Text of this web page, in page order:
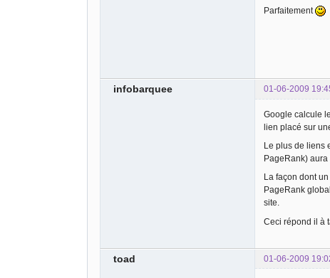
Parfaitement
infobarquee 01-06-2009
Google calcule
lien placé sur
Le plus de liens
PageRank)
La façon dont
PageRank
site.
Ceci répond il à
toad 01-06-2009